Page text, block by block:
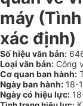
máy
xác định)
Số hiệu văn bản:
Loại văn bản: Công
Cơ quan ban hành:
Ngày ban hành: 18-
Ngày có hiệu lực: